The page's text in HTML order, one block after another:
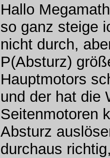
Hallo
so ganz steige
nicht durch,
P(Absturz)
Hauptmotors
und der hat die
Seitenmotoren
Absturz
durchaus